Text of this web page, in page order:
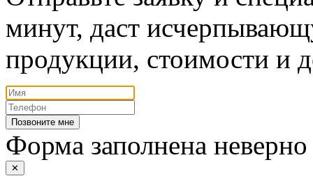
минут, даст
продукции, стоимости и
Позвоните мне
Форма заполнена неверно
✕